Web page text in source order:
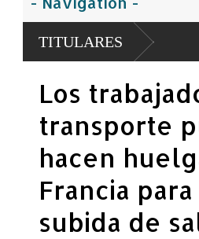
TITULARES
Los
transporte
hacen
Francia
subida de